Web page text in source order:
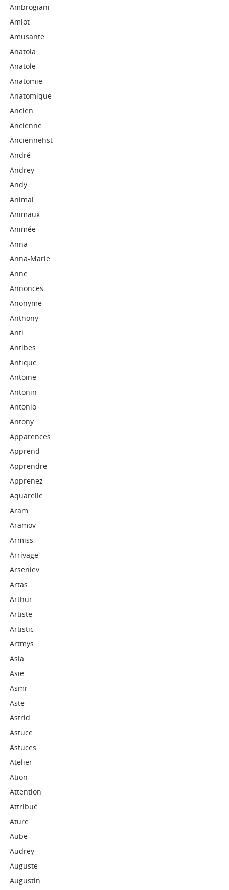
Ambrogiani
Amiot
Amusante
Anatola
Anatole
Anatomie
Anatomique
Ancien
Ancienne
Anciennehst
André
Andrey
Andy
Animal
Animaux
Animée
Anna
Anna-Marie
Anne
Annonces
Anonyme
Anthony
Anti
Antibes
Antique
Antoine
Antonin
Antonio
Antony
Apparences
Apprend
Apprendre
Apprenez
Aquarelle
Aram
Aramov
Armiss
Arrivage
Arseniev
Artas
Arthur
Artiste
Artistic
Artmys
Asia
Asie
Asmr
Aste
Astrid
Astuce
Astuces
Atelier
Ation
Attention
Attribué
Ature
Aube
Audrey
Auguste
Augustin